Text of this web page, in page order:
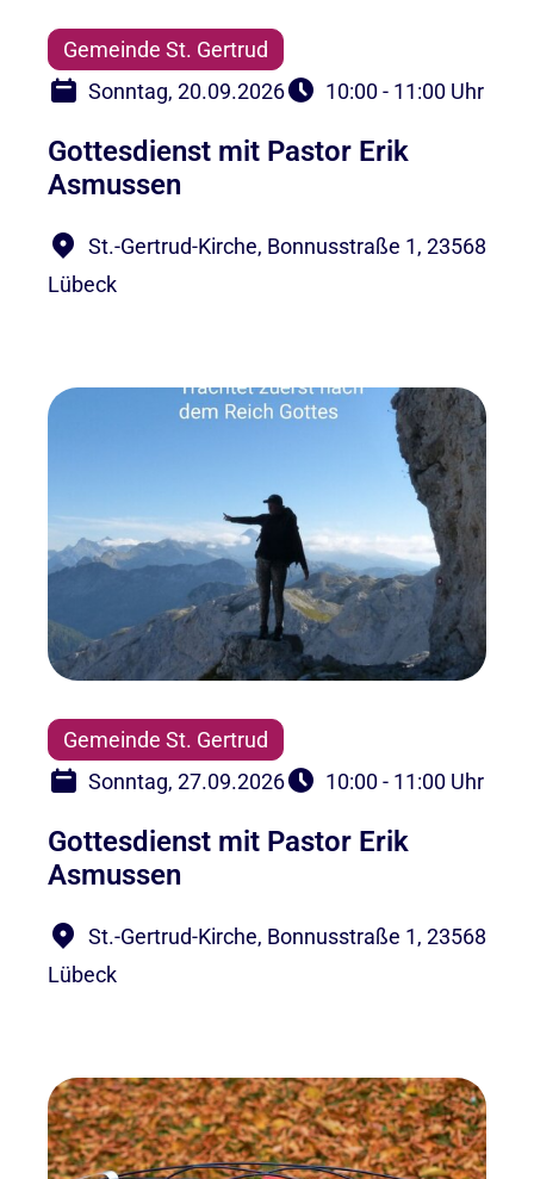
Gemeinde St. Gertrud
Sonntag, 20.09.2026
10:00 - 11:00 Uhr
Gottesdienst mit Pastor Erik
Asmussen
St.-Gertrud-Kirche, Bonnusstraße 1, 23568
Lübeck
Gemeinde St. Gertrud
Sonntag, 27.09.2026
10:00 - 11:00 Uhr
Gottesdienst mit Pastor Erik
Asmussen
St.-Gertrud-Kirche, Bonnusstraße 1, 23568
Lübeck